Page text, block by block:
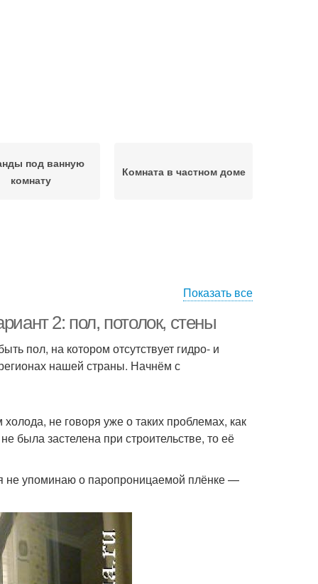
под ванную
комнату
Комната в частном доме
Показать все
2: пол, потолок, стены
пол, на котором отсутствует гидро- и
нашей страны. Начнём с
не говоря уже о таких проблемах, как
была застелена при строительстве, то её
не упоминаю о паропроницаемой плёнке —